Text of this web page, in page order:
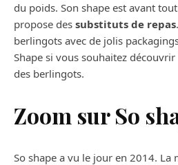
du poids. Son shape est avant
propose des substituts de repas
berlingots avec de jolis
Shape si vous souhaitez
des berlingots.
Zoom sur So
So shape a vu le jour en 2014. La